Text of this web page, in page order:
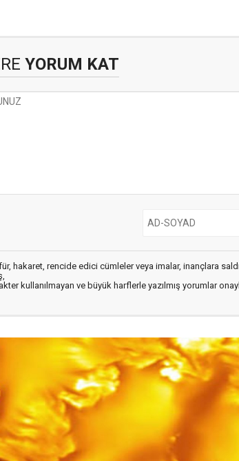
YORUM KAT
hakaret, rencide edici cümleler veya imalar, inançlara
kullanılmayan ve büyük harflerle yazılmış yorumlar